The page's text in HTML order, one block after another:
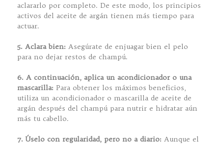
aclararlo por completo. De este modo, los principios
activos del aceite de argán tienen más tiempo para
actuar.
5. Aclara bien: Asegúrate de enjuagar bien el pelo
para no dejar restos de champú.
6. A continuación, aplica un acondicionador o una
mascarilla: Para obtener los máximos beneficios,
utiliza un acondicionador o mascarilla de aceite de
argán después del champú para nutrir e hidratar aún
más tu cabello.
7. Úselo con regularidad, pero no a diario: Aunque el